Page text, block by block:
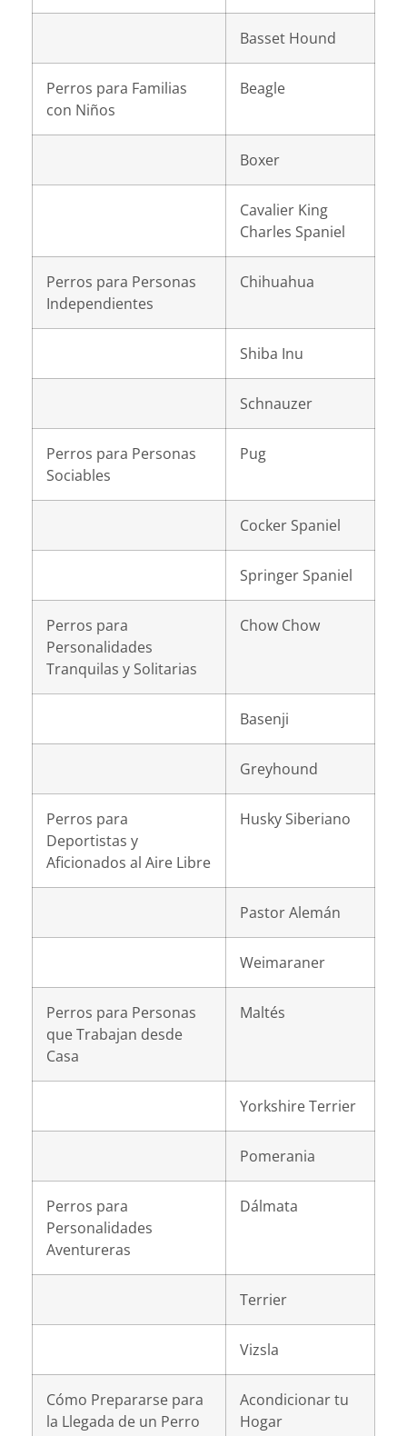
Basset Hound
Perros para Familias
con Niños
Beagle
Boxer
Cavalier King
Charles Spaniel
Perros para Personas
Independientes
Chihuahua
Shiba Inu
Schnauzer
Perros para Personas
Sociables
Pug
Cocker Spaniel
Springer Spaniel
Perros para
Personalidades
Tranquilas y Solitarias
Chow Chow
Basenji
Greyhound
Perros para
Deportistas y
Aficionados al Aire Libre
Husky Siberiano
Pastor Alemán
Weimaraner
Perros para Personas
que Trabajan desde
Casa
Maltés
Yorkshire Terrier
Pomerania
Perros para
Personalidades
Aventureras
Dálmata
Terrier
Vizsla
Cómo Prepararse para
la Llegada de un Perro
Acondicionar tu
Hogar